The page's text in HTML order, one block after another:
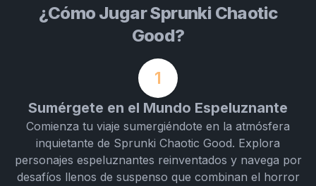
¿Cómo Jugar Sprunki Chaotic
Good?
1
Sumérgete en el Mundo Espeluznante
Comienza tu viaje sumergiéndote en la atmósfera
inquietante de Sprunki Chaotic Good. Explora
personajes espeluznantes reinventados y navega por
desafíos llenos de suspenso que combinan el horror